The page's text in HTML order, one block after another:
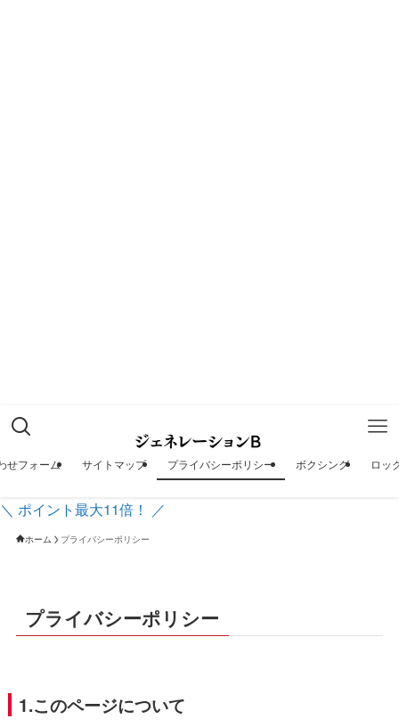
せフォーム サイトマップ プライバシーポリシー ボクシング ロッ
＼ ポイント最大11倍！ ／
ホーム プライバシーポリシー
プライバシーポリシー
1.このページについて